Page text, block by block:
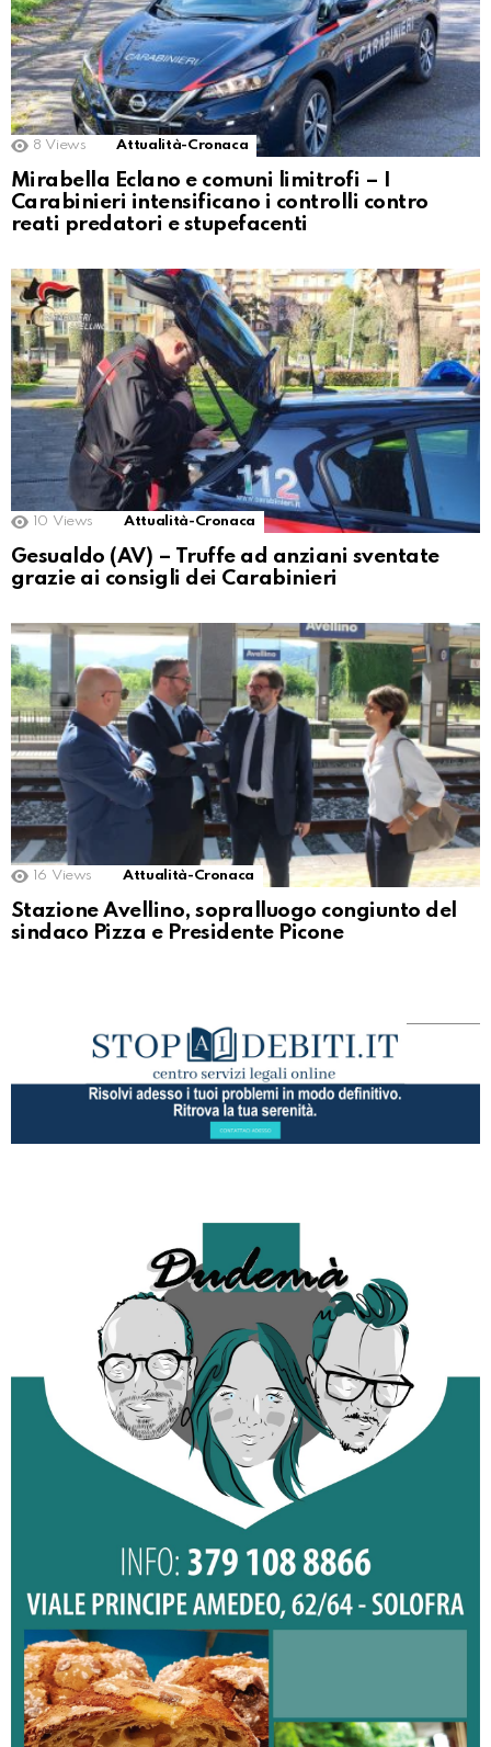
8 Views Attualità-Cronaca
Mirabella Eclano e comuni limitrofi – I
Carabinieri intensificano i controlli contro
reati predatori e stupefacenti
10 Views Attualità-Cronaca
Gesualdo (AV) – Truffe ad anziani sventate
grazie ai consigli dei Carabinieri
16 Views Attualità-Cronaca
Stazione Avellino, sopralluogo congiunto del
sindaco Pizza e Presidente Picone